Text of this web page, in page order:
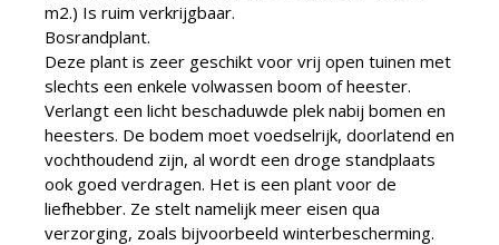
m2.) Is ruim verkrijgbaar.
Bosrandplant.
Deze plant is zeer geschikt voor vrij open tuinen met
slechts een enkele volwassen boom of heester.
Verlangt een licht beschaduwde plek nabij bomen en
heesters. De bodem moet voedselrijk, doorlatend en
vochthoudend zijn, al wordt een droge standplaats
ook goed verdragen. Het is een plant voor de
liefhebber. Ze stelt namelijk meer eisen qua
verzorging, zoals bijvoorbeeld winterbescherming.